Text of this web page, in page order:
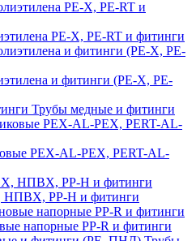
PE-X, PE-RT и фитинги
и фитинги (PE-X, PE-
Трубы медные и фитинги
PEX-AL-PEX, PERT-AL-
PP-H и фитинги
напорные PP-R и фитинги